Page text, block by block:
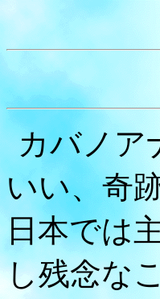
カバノ
いい、奇
日本では
し残念な